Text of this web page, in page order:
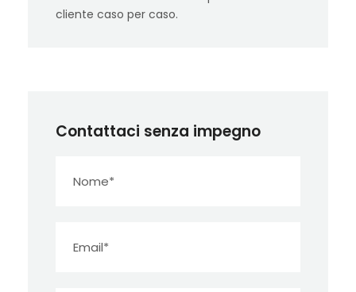
cliente caso per caso.
Contattaci senza impegno